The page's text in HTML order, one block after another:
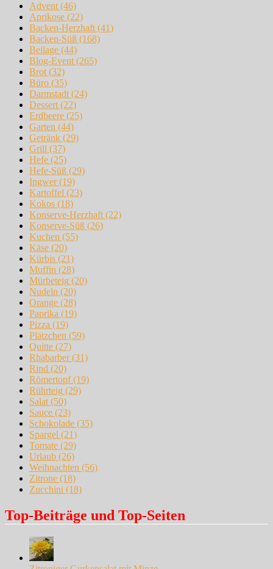
Advent(46)
Aprikose (22)
Backen-Herzhaft(41)
Backen-Süß (168)
Beilage (44)
Blog-Event(265)
Brot(32)
Büro (35)
Darmstadt(24)
Dessert(22)
Erdbeere (25)
Garten (44)
Getränk (29)
Grill (37)
Hefe (25)
Hefe-Süß (29)
Ingwer(19)
Kartoffel (23)
Kokos (18)
Konserve-Herzhaft(22)
Konserve-Süß (26)
Kuchen (55)
Käse (20)
Kürbis (21)
Muffin (28)
Mürbeteig (20)
Nudeln (20)
Orange (28)
Paprika (19)
Pizza (19)
Plätzchen (59)
Quitte (27)
Rhabarber(31)
Rind (20)
Römertopf(19)
Rührteig (29)
Salat(50)
Sauce (23)
Schokolade (35)
Spargel (21)
Tomate (29)
Urlaub (26)
Weihnachten (56)
Zitrone (18)
Zucchini (18)
Top-Beiträge und Top-Seiten